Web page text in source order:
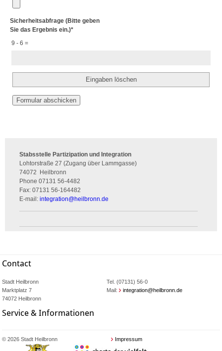
Sicherheitsabfrage (Bitte geben
Sie das Ergebnis ein.)*
9 - 6 =
Stabsstelle Partizipation und Integration
Lohtorstraße 27 (Zugang über Lammgasse)
74072
Heilbronn
Phone 07131 56-4482
Fax: 07131 56-164482
E-mail: integration@heilbronn.de
Contact
Stadt Heilbronn
Marktplatz 7
74072 Heilbronn
Tel. (07131) 56-0
Mail:
integration@heilbronn.de
Service & Informationen
© 2026 Stadt Heilbronn Impressum